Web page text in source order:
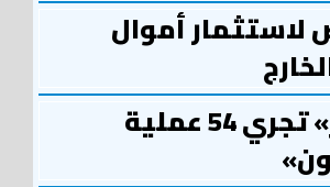
أموال
«صناع الخير» تجري 54 عملية